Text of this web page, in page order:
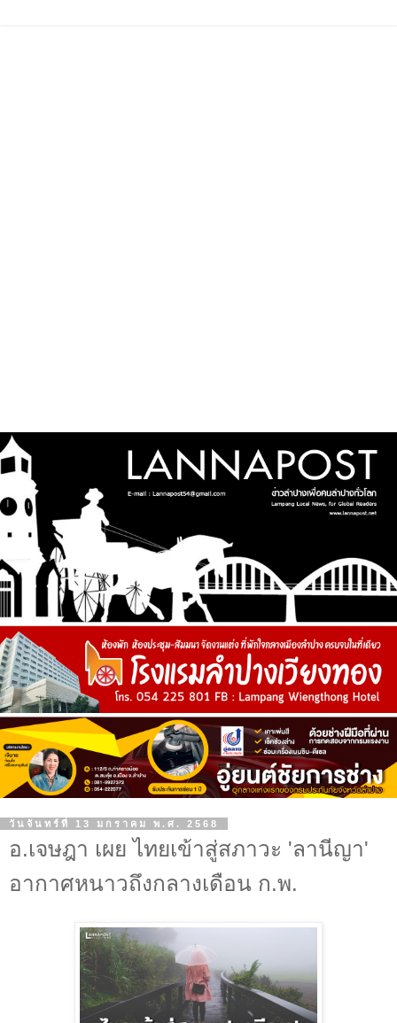
วันจันทร์ที่ 13 มกราคม พ.ศ. 2568
อ.เจษฎา เผย ไทยเข้าสู่สภาวะ 'ลานีญา'
อากาศหนาวถึงกลางเดือน ก.พ.